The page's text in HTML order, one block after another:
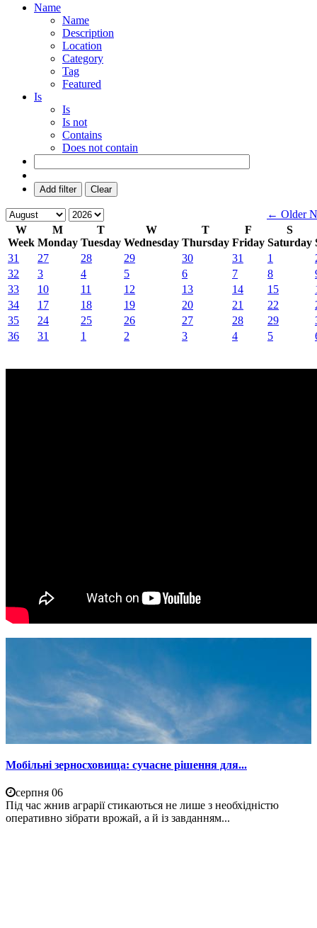
Name
Name
Description
Location
Category
Tag
Featured
Is
Is
Is not
Contains
Does not contain
Add filter Clear
← Older
W
Week
M
Monday
T
Tuesday
W
Wednesday
T
Thursday
F
Friday
S
Saturday
31
27 28 29 30 31 1
32
3 4 5 6 7 8
33
10 11 12 13 14 15
34
17 18 19 20 21 22
35
24 25 26 27 28 29
36
31 1 2 3 4 5
Мобільні зерносховища: сучасне рішення для...
серпня 06
Під час жнив аграрії стикаються не лише з необхідністю
оперативно зібрати врожай, а й із завданням...